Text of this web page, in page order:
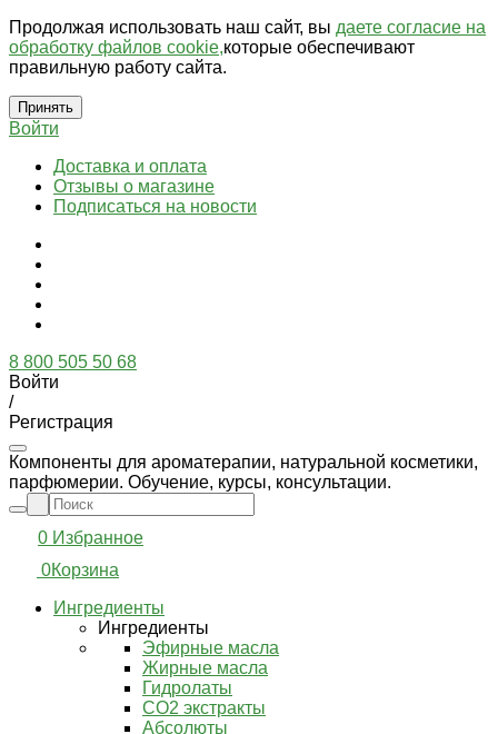
Продолжая использовать наш сайт, вы даете согласие на
обработку файлов cookie,которые обеспечивают
правильную работу сайта.
Принять
Войти
Доставка и оплата
Отзывы о магазине
Подписаться на новости
8 800 505 50 68
Войти
/
Регистрация
Компоненты для ароматерапии, натуральной косметики,
парфюмерии. Обучение, курсы, консультации.
0 Избранное
0Корзина
Ингредиенты
Ингредиенты
Эфирные масла
Жирные масла
Гидролаты
СО2 экстракты
Абсолюты